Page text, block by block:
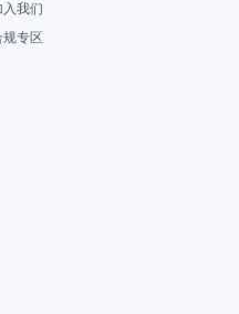
入我们
规专区